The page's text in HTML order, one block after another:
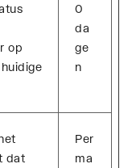
op
0
da
ge
n
dat
Per
ma